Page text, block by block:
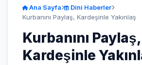
Ana Sayfa
Dini Haberler
Kurbanını Paylaş, Kardeşinle Yakınlaş
Kurbanını Paylaş,
Kardeşinle